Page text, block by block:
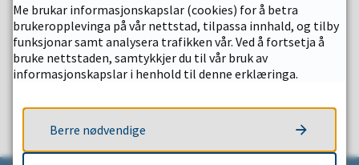
Me brukar informasjonskapslar (cookies) for å betra
brukeropplevinga på vår nettstad, tilpassa innhald, og tilby
funksjonar samt analysera trafikken vår. Ved å fortsetja å
bruke nettstaden, samtykkjer du til vår bruk av
informasjonskapslar i henhold til denne erklæringa.
Berre nødvendige